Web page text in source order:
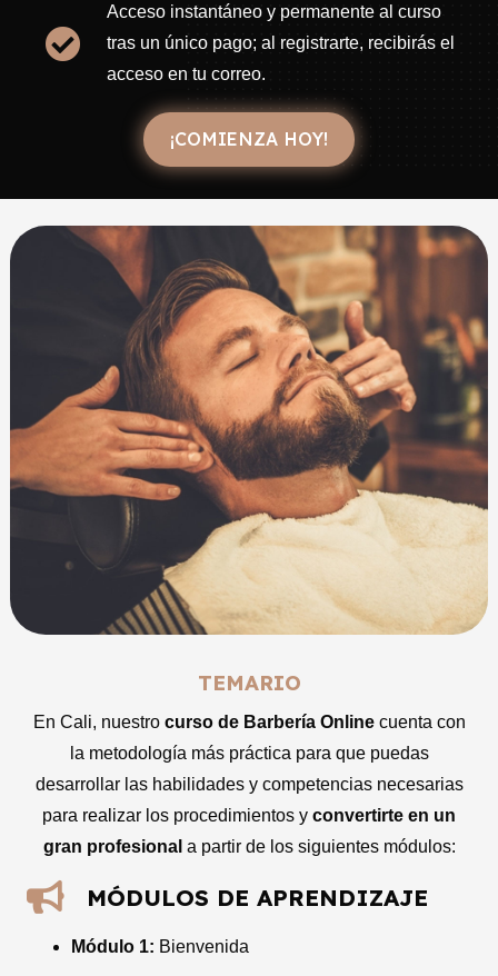
Acceso instantáneo y permanente al curso
tras un único pago; al registrarte, recibirás el
acceso en tu correo.
¡COMIENZA HOY!
TEMARIO
En Cali, nuestro curso de Barbería Onlinecuenta con
la metodología más práctica para que puedas
desarrollar las habilidades y competencias necesarias
para realizar los procedimientos y convertirte en un
gran profesional a partir de los siguientes módulos:
MÓDULOS DE APRENDIZAJE
Módulo 1: Bienvenida